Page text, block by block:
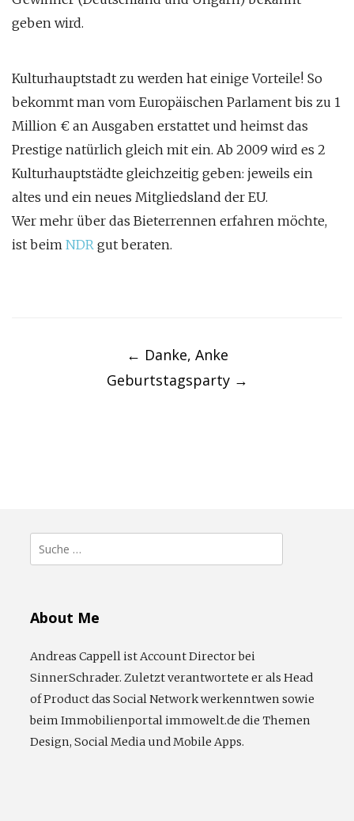
geben wird.
Kulturhauptstadt zu werden hat einige Vorteile! So
bekommt man vom Europäischen Parlament bis zu 1
Million € an Ausgaben erstattet und heimst das
Prestige natürlich gleich mit ein. Ab 2009 wird es 2
Kulturhauptstädte gleichzeitig geben: jeweils ein
altes und ein neues Mitgliedsland der EU.
Wer mehr über das Bieterrennen erfahren möchte,
ist beim NDR gut beraten.
← Danke, Anke
Geburtstagsparty →
Suche
nach:
About Me
Andreas Cappell ist Account Director bei
SinnerSchrader. Zuletzt verantwortete er als Head
of Product das Social Network werkenntwen sowie
beim Immobilienportal immowelt.de die Themen
Design, Social Media und Mobile Apps.